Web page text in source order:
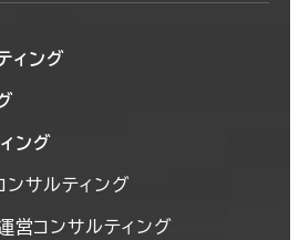
ィング
ング
サルティング
営コンサルティング